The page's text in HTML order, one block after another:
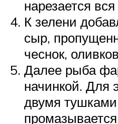
нарезается
К зелени
сыр,
чеснок,
Далее рыба
начинкой. Для
двумя